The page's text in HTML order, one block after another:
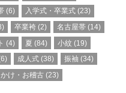
(6) 入学式・卒業式(23)
卒業袴 (2) 名古屋帯 (14)
(4) 夏 (84) 小紋 (19)
成人式 (38) 振袖 (34)
け・お稽古(23)